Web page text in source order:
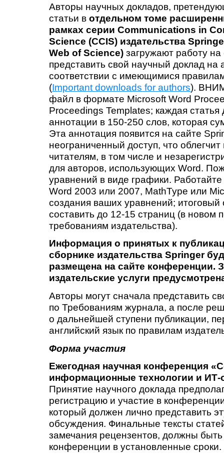
Авторы научных докладов,
статьи в отдельном томе
рамках серии Communications in
Science (CCIS) издательства
Web of Science) загружают работу
представить свой научный доклад на
соответствии с имеющимися
(Important downloads for authors).
файл в формате Microsoft Word
Proceedings Templates; каждая
аннотации в 150-250 слов, которая
Эта аннотация появится на сайте
неограниченный доступ, что
читателям, в том числе и
для авторов, использующих Word.
уравнений в виде графики.
Word 2003 или 2007, MathType или
создания ваших уравнений;
составить до 12-15 страниц (в
требованиям издательства).
Информация о принятых к
сборнике издательства Springer
размещена на сайте конференции.
издательские услуги
Авторы могут сначала представить
по Требованиям журнала, а после
о дальнейшей ступени публикации,
английский язык по правилам
Форма участия
Ежегодная научная конференция «
информационные технологии и ИТ-
Принятие научного доклада
регистрацию и участие в
который должен лично представить
обсуждения. Финальные тексты
замечания рецензентов, должны
конференции в установленные сроки.